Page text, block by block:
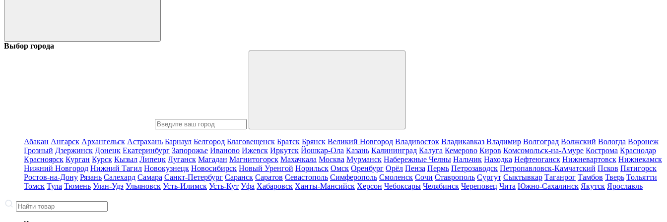
Выбор города
Абакан Ангарск Архангельск Астрахань Барнаул Белгород Благовещенск Братск Брянск Великий Новгород Владивосток Владикавказ Владимир Волгоград Волжский Вологда Воронеж
Грозный Дзержинск Донецк Екатеринбург Запорожье Иваново Ижевск Иркутск Йошкар-Ола Казань Калининград Калуга Кемерово Киров Комсомольск-на-Амуре Кострома Краснодар
Красноярск Курган Курск Кызыл Липецк Луганск Магадан Магнитогорск Махачкала Москва Мурманск Набережные Челны Нальчик Находка Нефтеюганск Нижневартовск Нижнекамск
Нижний Новгород Нижний Тагил Новокузнецк Новосибирск Новый Уренгой Норильск Омск Оренбург Орёл Пенза Пермь Петрозаводск Петропавловск-Камчатский Псков Пятигорск
Ростов-на-Дону Рязань Салехард Самара Санкт-Петербург Саранск Саратов Севастополь Симферополь Смоленск Сочи Ставрополь Сургут Сыктывкар Таганрог Тамбов Тверь Тольятти
Томск Тула Тюмень Улан-Удэ Ульяновск Усть-Илимск Усть-Кут Уфа Хабаровск Ханты-Мансийск Херсон Чебоксары Челябинск Череповец Чита Южно-Сахалинск Якутск Ярославль